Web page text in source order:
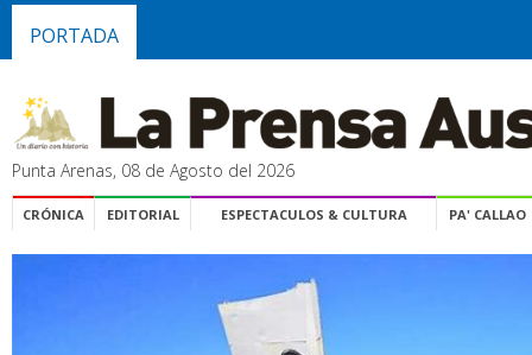
PORTADA
Punta Arenas, 08 de Agosto del 2026
CRÓNICA EDITORIAL ESPECTACULOS & CULTURA PA' CALLAO